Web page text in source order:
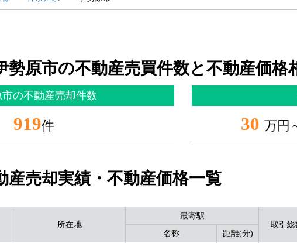
勢原市の不動産売買件数と不動産価格
の不動産売却件数
919件 30 万円
産売却実績・不動産価格一覧
所在地
最寄駅
取引総
名称
距離(分)